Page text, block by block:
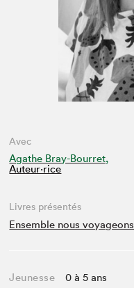
Avec
Agathe Bray-Bourret,
Auteur·rice
Livres présentés
Ensemble nous voyageons
Jeunesse 0 à 5 ans